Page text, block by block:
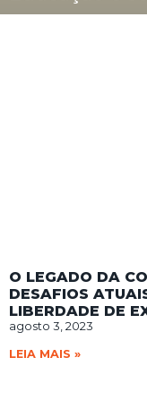
O LEGADO DA
DESAFIOS
LIBERDADE DE
agosto 3, 2023
LEIA MAIS »